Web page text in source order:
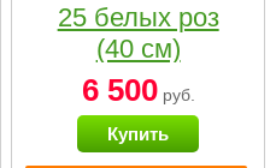
25 белых роз
(40 см)
6 500руб.
Купить